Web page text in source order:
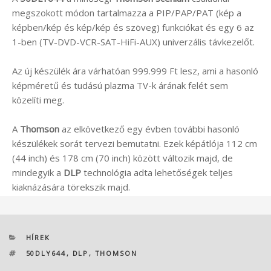
megszokott módon tartalmazza a PIP/PAP/PAT (kép a
képben/kép és kép/kép és szöveg) funkciókat és egy 6 az
1-ben (TV-DVD-VCR-SAT-HiFi-AUX) univerzális távkezelőt.
Az új készülék ára várhatóan 999.999 Ft lesz, ami a hasonló
képméretű és tudású plazma TV-k árának felét sem
közelíti meg.
A Thomson az elkövetkező egy évben további hasonló
készülékek sorát tervezi bemutatni. Ezek képátlója 112 cm
(44 inch) és 178 cm (70 inch) között változik majd, de
mindegyik a DLP technológia adta lehetőségek teljes
kiaknázására törekszik majd.
KATEGÓRIÁK
HÍREK
CÍMKÉK
50DLY644 , DLP , THOMSON